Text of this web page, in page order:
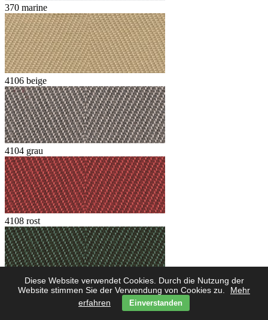
Diese Website verwendet Cookies. Durch die Nutzung der
Website stimmen Sie der Verwendung von Cookies zu.
Mehr
erfahren
Einverstanden
370 marine
4106 beige
4104 grau
4108 rost
4102 grün